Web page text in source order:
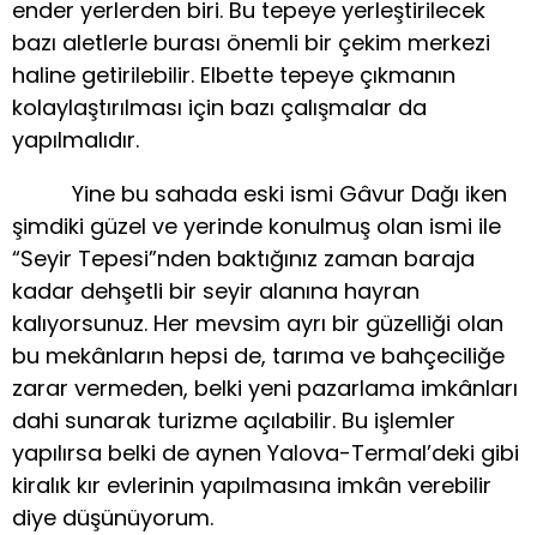
ender yerlerden biri. Bu tepeye yerleştirilecek
bazı aletlerle burası önemli bir çekim merkezi
haline getirilebilir. Elbette tepeye çıkmanın
kolaylaştırılması için bazı çalışmalar da
yapılmalıdır.
Yine bu sahada eski ismi Gâvur Dağı iken
şimdiki güzel ve yerinde konulmuş olan ismi ile
“Seyir Tepesi”nden baktığınız zaman baraja
kadar dehşetli bir seyir alanına hayran
kalıyorsunuz. Her mevsim ayrı bir güzelliği olan
bu mekânların hepsi de, tarıma ve bahçeciliğe
zarar vermeden, belki yeni pazarlama imkânları
dahi sunarak turizme açılabilir. Bu işlemler
yapılırsa belki de aynen Yalova-Termal’deki gibi
kiralık kır evlerinin yapılmasına imkân verebilir
diye düşünüyorum.